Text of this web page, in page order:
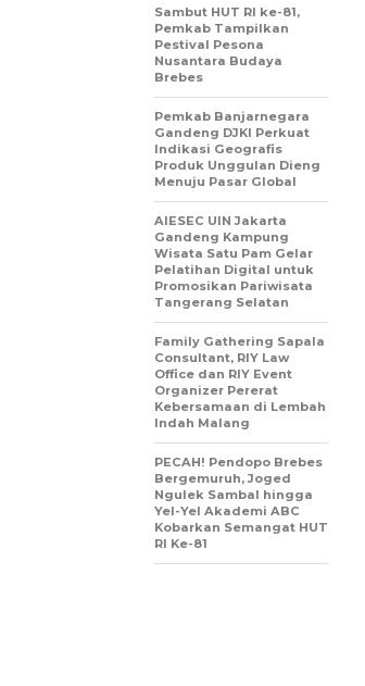
Sambut HUT RI ke-81,
Pemkab Tampilkan
Pestival Pesona
Nusantara Budaya
Brebes
Pemkab Banjarnegara
Gandeng DJKI Perkuat
Indikasi Geografis
Produk Unggulan Dieng
Menuju Pasar Global
AIESEC UIN Jakarta
Gandeng Kampung
Wisata Satu Pam Gelar
Pelatihan Digital untuk
Promosikan Pariwisata
Tangerang Selatan
Family Gathering Sapala
Consultant, RIY Law
Office dan RIY Event
Organizer Pererat
Kebersamaan di Lembah
Indah Malang
PECAH! Pendopo Brebes
Bergemuruh, Joged
Ngulek Sambal hingga
Yel-Yel Akademi ABC
Kobarkan Semangat HUT
RI Ke-81